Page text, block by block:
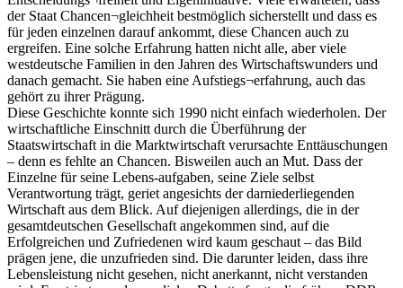
der Staat Chancen¬gleichheit bestmöglich sicherstellt und dass es
für jeden einzelnen darauf ankommt, diese Chancen auch zu
ergreifen. Eine solche Erfahrung hatten nicht alle, aber viele
westdeutsche Familien in den Jahren des Wirtschaftswunders und
danach gemacht. Sie haben eine Aufstiegs¬erfahrung, auch das
gehört zu ihrer Prägung.
Diese Geschichte konnte sich 1990 nicht einfach wiederholen. Der
wirtschaftliche Einschnitt durch die Überführung der
Staatswirtschaft in die Marktwirtschaft verursachte Enttäuschungen
– denn es fehlte an Chancen. Bisweilen auch an Mut. Dass der
Einzelne für seine Lebens-aufgaben, seine Ziele selbst
Verantwortung trägt, geriet angesichts der darniederliegenden
Wirtschaft aus dem Blick. Auf diejenigen allerdings, die in der
gesamtdeutschen Gesellschaft angekommen sind, auf die
Erfolgreichen und Zufriedenen wird kaum geschaut – das Bild
prägen jene, die unzufrieden sind. Die darunter leiden, dass ihre
Lebensleistung nicht gesehen, nicht anerkannt, nicht verstanden